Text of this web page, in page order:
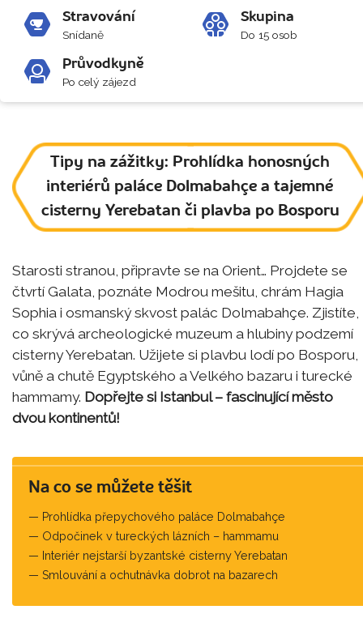
Stravování
Snídaně
Skupina
Do 15 osob
Průvodkyně
Po celý zájezd
Tipy na zážitky: Prohlídka honosných
interiérů paláce Dolmabahçe a tajemné
cisterny Yerebatan či plavba po Bosporu
Starosti stranou, připravte se na Orient… Projdete se
čtvrtí Galata, poznáte Modrou mešitu, chrám Hagia
Sophia i osmanský skvost palác Dolmabahçe. Zjistíte,
co skrývá archeologické muzeum a hlubiny podzemí
cisterny Yerebatan. Užijete si plavbu lodí po Bosporu,
vůně a chutě Egyptského a Velkého bazaru i turecké
hammamy. Dopřejte si Istanbul – fascinující město
dvou kontinentů!
Na co se můžete těšit
Prohlídka přepychového paláce Dolmabahçe
Odpočinek v tureckých lázních – hammamu
Interiér nejstarší byzantské cisterny Yerebatan
Smlouvání a ochutnávka dobrot na bazarech